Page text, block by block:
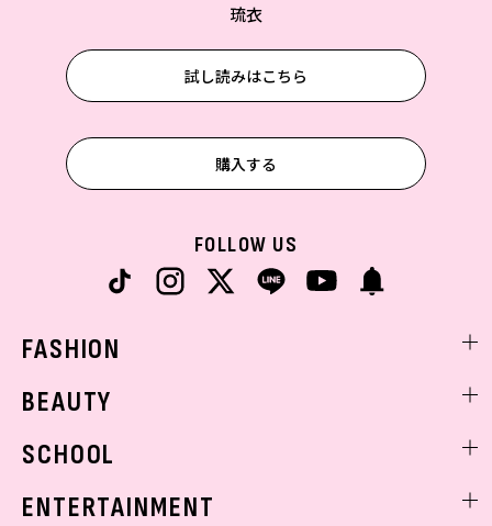
琉衣
試し読みはこちら
購入する
FOLLOW US
FASHION
着回し
BEAUTY
ベストコスメ
SCHOOL
ENTERTAINMENT